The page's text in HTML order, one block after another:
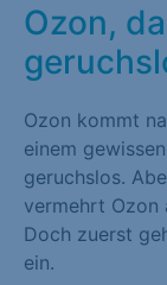
Ozon,
Ozon kommt
einem
geruchslos.
vermehrt Ozon
Doch zuerst
ein.